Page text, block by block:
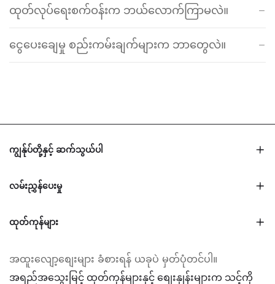
ထုတ်လုပ်ရေးစက်ဝန်းက ဘယ်လောက်ကြာမလဲ။
ငွေပေးချေမှု စည်းကမ်းချက်များက ဘာတွေလဲ။
ကျွန်ုပ်တို့နှင့် ဆက်သွယ်ပါ
လမ်းညွှန်ပေးမှု
ထုတ်ကုန်များ
အထူးလျော့စျေးများ ခံစားရန် ယခုပဲ မှတ်ပုံတင်ပါ။
အရည်အသွေးမြင့် ထုတ်ကုန်များနှင့် စျေးနှုန်းများက သင့်ကို